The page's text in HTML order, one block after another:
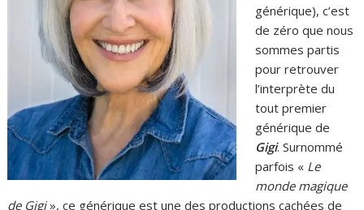
générique), c’est
de zéro que nous
sommes partis
pour retrouver
l’interprète du
tout premier
générique de
Gigi. Surnommé
parfois « Le
monde magique
de Gigi», ce générique est une des productions cachées de